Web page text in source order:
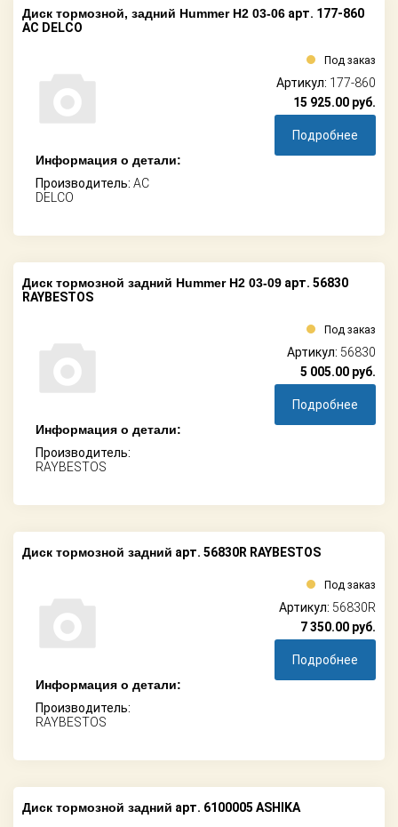
Диск тормозной, задний Hummer H2 03-06 арт. 177-860
AC DELCO
Информация о детали:
Производитель: AC
DELCO
Под заказ
Артикул: 177-860
15 925.00 руб.
Подробнее
Диск тормозной задний Hummer H2 03-09 арт. 56830
RAYBESTOS
Информация о детали:
Производитель:
RAYBESTOS
Под заказ
Артикул: 56830
5 005.00 руб.
Подробнее
Диск тормозной задний арт. 56830R RAYBESTOS
Информация о детали:
Производитель:
RAYBESTOS
Под заказ
Артикул: 56830R
7 350.00 руб.
Подробнее
Диск тормозной задний арт. 6100005 ASHIKA